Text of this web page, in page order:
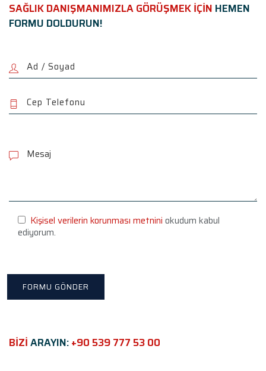
SAĞLIK DANIŞMANIMIZLA GÖRÜŞMEK İÇİN HEMEN
FORMU DOLDURUN!
l
e
h
s
e
l
Kişisel verilerin korunması metnini okudum kabul
ediyorum.
BİZİARAYIN:+90 539 777 53 00